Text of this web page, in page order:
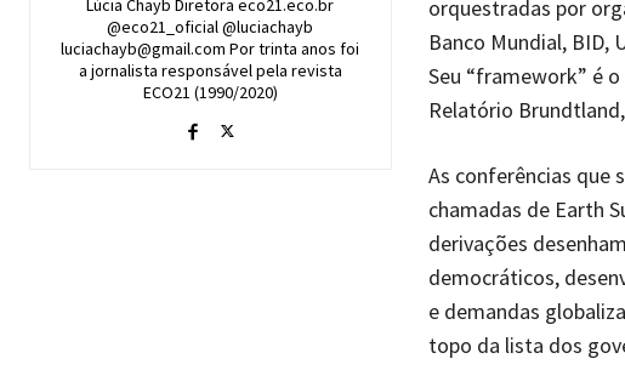
Lúcia Chayb Diretora eco21.eco.br
@eco21_oficial @luciachayb
luciachayb@gmail.com Por trinta anos foi
a jornalista responsável pela revista
ECO21 (1990/2020)
orquestradas por
Banco Mundial, BID,
Seu “framework” é
Relatório
As conferências que
chamadas de Earth
derivações
democráticos,
e demandas
topo da lista dos